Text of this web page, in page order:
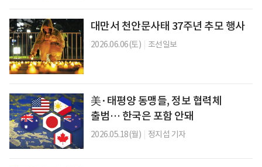
대만서 천안문사태 37주년 추모 행사
2026.06.06(토) 조선일보
美·태평양 동맹들, 정보 협력체
출범… 한국은 포함 안돼
2026.05.18(월) 정지섭 기자